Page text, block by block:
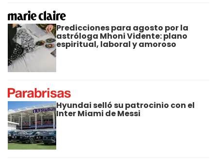
Predicciones para agosto por la
astróloga Mhoni Vidente: plano
espiritual, laboral y amoroso
Hyundai selló su patrocinio con el
Inter Miami de Messi